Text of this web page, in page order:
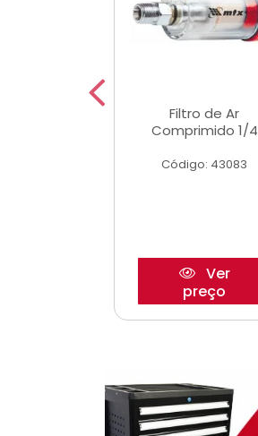
Filtro de Ar
Comprimido 1/4
Código: 43083
Ver
preço